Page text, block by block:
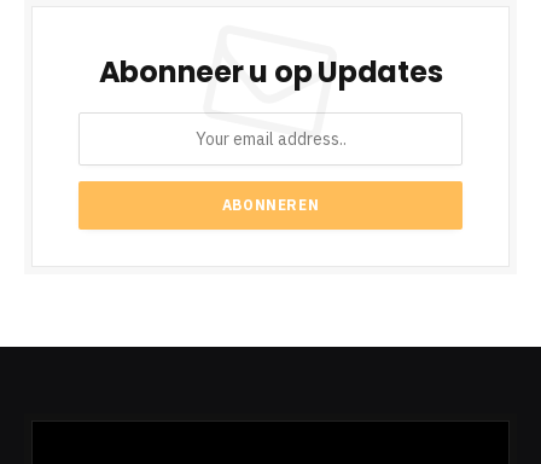
Abonneer u op Updates